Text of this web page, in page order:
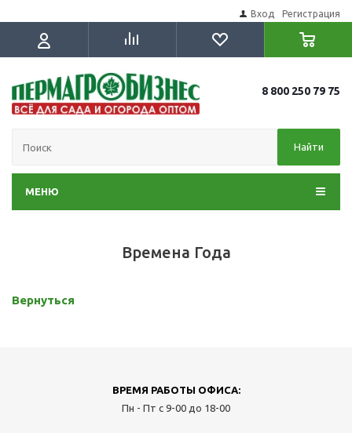
Вход Регистрация
8 800 250 79 75
Найти
МЕНЮ
Времена Года
Вернуться
ВРЕМЯ РАБОТЫ ОФИСА:
Пн - Пт с 9-00 до 18-00